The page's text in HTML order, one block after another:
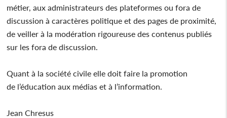
métier, aux administrateurs des plateformes ou fora de
discussion à caractères politique et des pages de proximité,
de veiller à la modération rigoureuse des contenus publiés
sur les fora de discussion.
Quant à la société civile elle doit faire la promotion
de l’éducation aux médias et à l’information.
Jean Chresus